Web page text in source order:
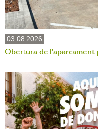
03.08.2026
Obertura de l'aparcament